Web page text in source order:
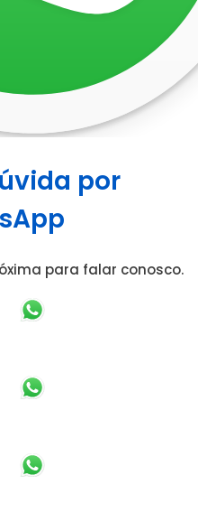
por
para falar conosco.